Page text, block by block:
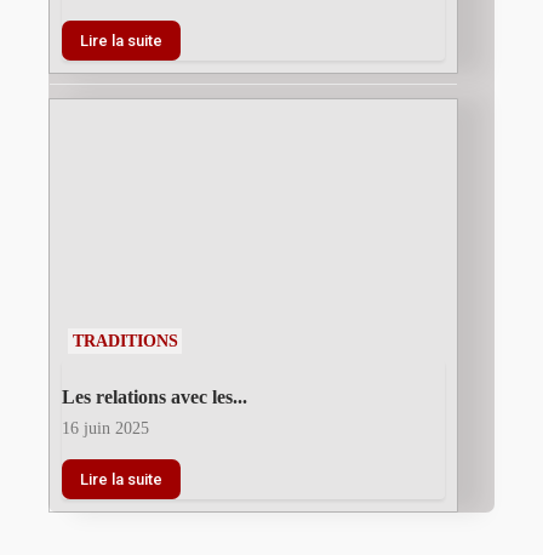
Lire la suite
TRADITIONS
Les relations avec les...
16 juin 2025
Lire la suite